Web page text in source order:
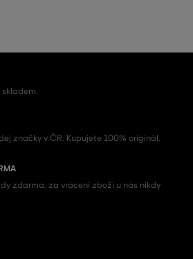
značky v ČR. Kupujete 100% originál.
zdarma, za vrácení zboží u nás nikdy